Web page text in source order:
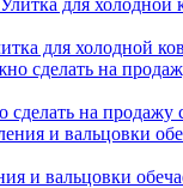
для холодной
сделать на
и вальцовки